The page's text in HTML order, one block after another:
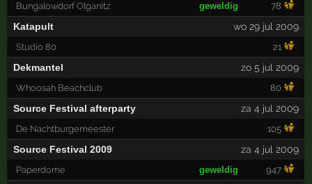
Bungalowdorf Olganitz geweldig 78
Katapult wo 29 jul 2009
Studio 80 21
Dekmantel zo 5 jul 2009
Whoosah Beachclub 80
Source Festival afterparty za 4 jul 2009
De Nachtburgemeester 105
Source Festival 2009 za 4 jul 2009
Paperdome geweldig 947